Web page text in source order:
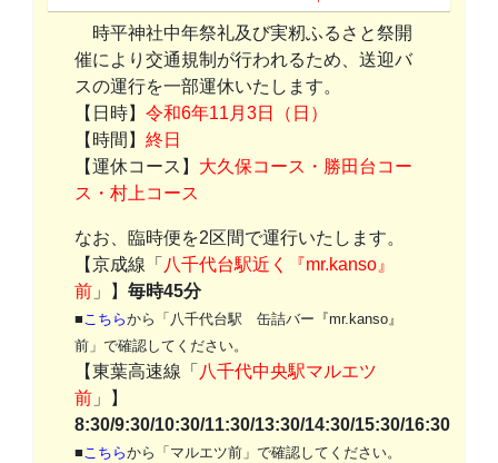
時平神社中年祭礼及び実籾ふるさと祭開
催により交通規制が行われるため、送迎バ
スの運行を一部運休いたします。
【日時】 令和6年11月3日（日）
【時間】 終日
【運休コース】 大久保コース・勝田台コー
ス・村上コース
なお、臨時便を2区間で運行いたします。
【京成線「 八千代台駅近く『mr.kanso』
前」】 毎時45分
■こちらから「八千代台駅 缶詰バー『mr.kanso』
前」で確認してください。
【東葉高速線「 八千代中央駅マルエツ
前」】
8:30/9:30/10:30/11:30/13:30/14:30/15:30/16:30
■こちらから「マルエツ前」で確認してください。